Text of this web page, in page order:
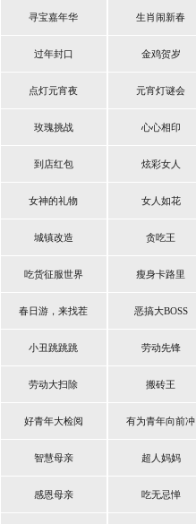
寻宝嘉年华 生肖闹新春
过年封口 金鸡贺岁
点灯元宵夜 元宵灯谜会
玫瑰挑战 心心相印
到店红包 炫彩女人
女神的礼物 女人如花
城镇改造 贪吃王
吃货征服世界 瘦身卡路里
春日游，来找茬 恶搞大BOSS
小丑跳跳跳 劳动先锋
劳动大扫除 搬砖王
好青年大检阅 有为青年向前冲
智慧母亲 超人妈妈
感恩母亲 吃无忌惮